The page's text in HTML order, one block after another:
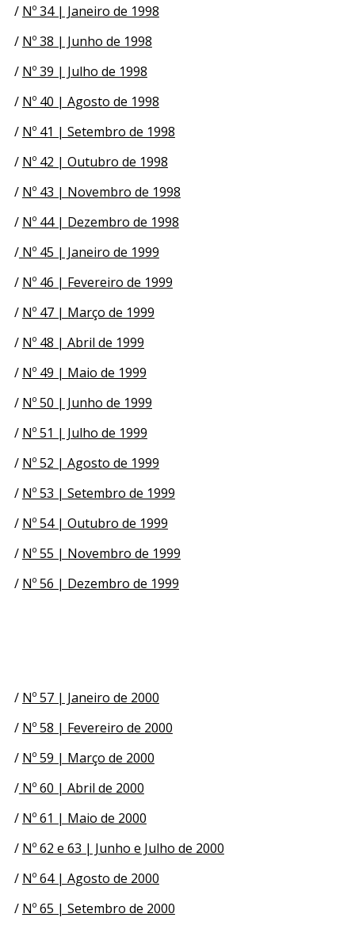
/ Nº 34 | Janeiro de 1998
/ Nº 38 | Junho de 1998
/ Nº 39 | Julho de 1998
/ Nº 40 | Agosto de 1998
/ Nº 41 | Setembro de 1998
/ Nº 42 | Outubro de 1998
/ Nº 43 | Novembro de 1998
/ Nº 44 | Dezembro de 1998
/Nº 45 | Janeiro de 1999
/ Nº 46 | Fevereiro de 1999
/ Nº 47 | Março de 1999
/ Nº 48 | Abril de 1999
/ Nº 49 | Maio de 1999
/ Nº 50 | Junho de 1999
/ Nº 51 | Julho de 1999
/ Nº 52 | Agosto de 1999
/ Nº 53 | Setembro de 1999
/ Nº 54 | Outubro de 1999
/ Nº 55 | Novembro de 1999
/ Nº 56 | Dezembro de 1999
/ Nº 57 | Janeiro de 2000
/ Nº 58 | Fevereiro de 2000
/ Nº 59 | Março de 2000
/Nº 60 | Abril de 2000
/ Nº 61 | Maio de 2000
/ Nº 62 e 63 | Junho e Julho de 2000
/ Nº 64 | Agosto de 2000
/ Nº 65 | Setembro de 2000